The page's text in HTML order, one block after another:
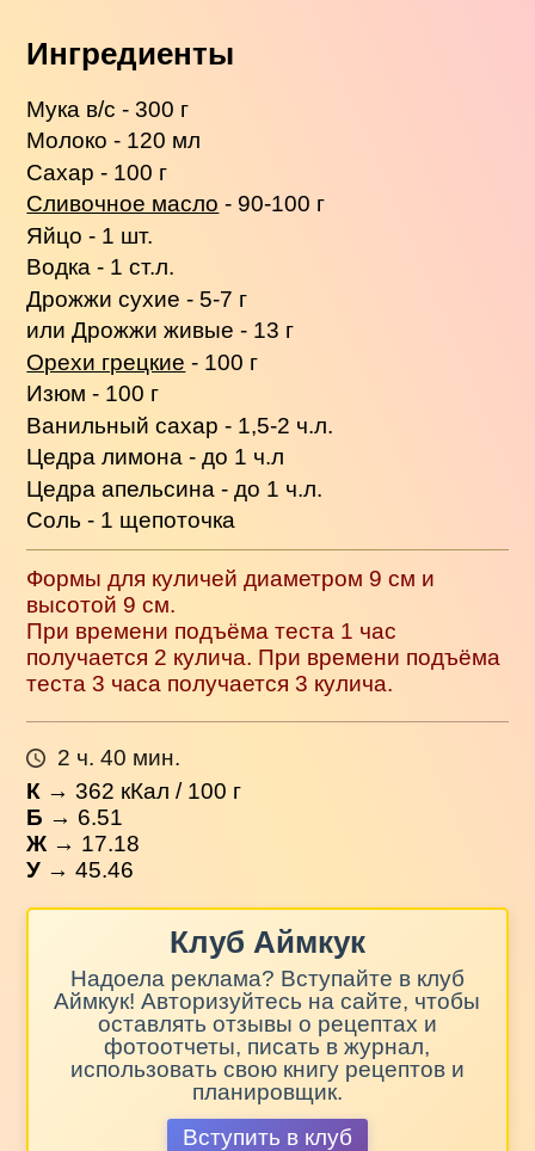
Ингредиенты
Мука в/с - 300 г
Молоко - 120 мл
Сахар - 100 г
Сливочное масло - 90-100 г
Яйцо - 1 шт.
Водка - 1 ст.л.
Дрожжи сухие - 5-7 г
или Дрожжи живые - 13 г
Орехи грецкие - 100 г
Изюм - 100 г
Ванильный сахар - 1,5-2 ч.л.
Цедра лимона - до 1 ч.л
Цедра апельсина - до 1 ч.л.
Соль - 1 щепоточка
Формы для куличей диаметром 9 см и
высотой 9 см.
При времени подъёма теста 1 час
получается 2 кулича. При времени подъёма
теста 3 часа получается 3 кулича.
2 ч. 40 мин.
К →362 кКал / 100 г
Б → 6.51
Ж → 17.18
У → 45.46
Клуб Аймкук
Надоела реклама? Вступайте в клуб
Аймкук! Авторизуйтесь на сайте, чтобы
оставлять отзывы о рецептах и
фотоотчеты, писать в журнал,
использовать свою книгу рецептов и
планировщик.
Вступить в клуб